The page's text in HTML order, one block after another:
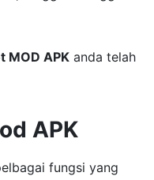
MOD APK anda telah
APK
fungsi yang